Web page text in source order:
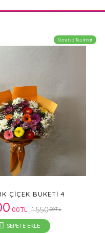
Ücretsiz Teslimat
ÇIÇEK BUKETI 4
.00TL 1.550.00TL
SEPETE EKLE